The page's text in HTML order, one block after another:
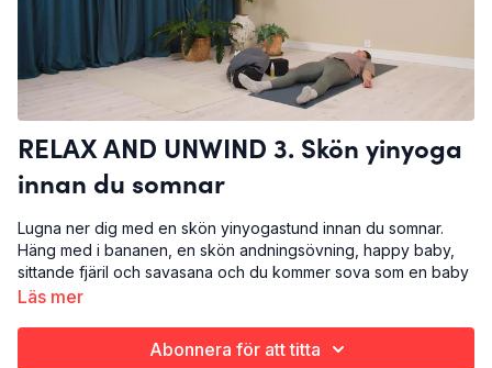
RELAX AND UNWIND 3. Skön yinyoga
innan du somnar
Lugna ner dig med en skön yinyogastund innan du somnar.
Häng med i bananen, en skön andningsövning, happy baby,
sittande fjäril och savasana och du kommer sova som en baby
efteråt. Appropå det så kan du med fördel göra denna
Läs mer
Abonnera för att titta